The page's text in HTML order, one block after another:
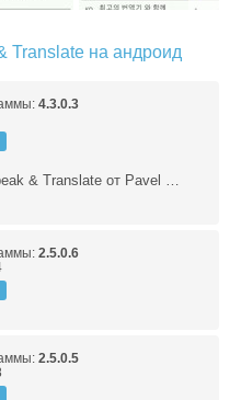
Translate на андроид
4.3.0.3
& Translate от Pavel …
2.5.0.6
2.5.0.5